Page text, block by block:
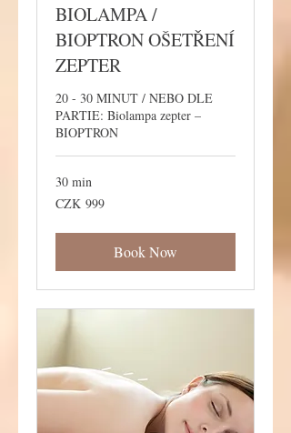
BIOLAMPA /
BIOPTRON OŠETŘENÍ
ZEPTER
20 - 30 MINUT / NEBO DLE
PARTIE: Biolampa zepter –
BIOPTRON
30 min
999
Czech
CZK 999
Book Now